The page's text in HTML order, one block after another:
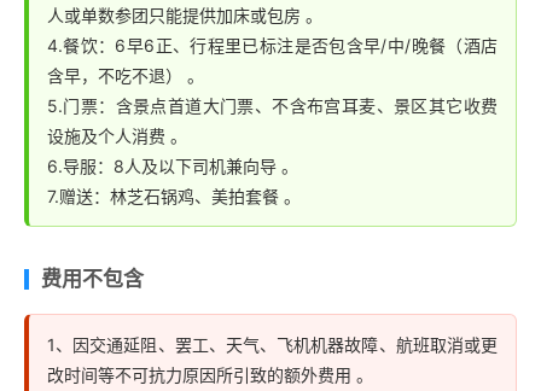
1、布达拉宫游览必须携带本人有效证件原件；才能进入
布宫，参观时不能穿凉鞋，短袖，短裤 ！
2、工作人员将于前一天22:00以前，通知具体集合时间
及地点，如果未接到通知请及时致电您的客服 ；
3、目前因布宫管委会规定一位讲解员最多带26位客人
(具体人数可能变动，以布宫管委会规定为准)，且布宫门
票紧张又限量，组织方会通过以下渠道来解决门票：团队
不同渠道的特殊要求、敬请客人无条件听从安排 。可能
领，自行参观游览，请勿因此投诉 ！
4、旅行社须提前多天网约门票，但参观的具体时段是提
人或单数参团只能提供加床或包房 。
4.餐饮：6早6正、行程里已标注是否包含早/中/晚餐（酒店
含早，不吃不退） 。
5.门票：含景点首道大门票、不含布宫耳麦、景区其它收费
设施及个人消费 。
6.导服：8人及以下司机兼向导 。
7.赠送：林芝石锅鸡、美拍套餐 。
费用不包含
1、因交通延阻、罢工、天气、飞机机器故障、航班取消或更
改时间等不可抗力原因所引致的额外费用 。